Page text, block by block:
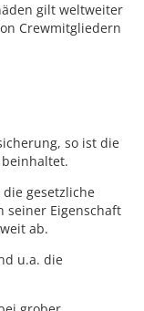
gilt weltweiter
Crewmitgliedern
so ist die
gesetzliche
seiner Eigenschaft
ab.
u.a. die